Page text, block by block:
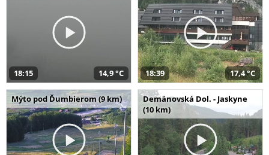
18:15 14,9 °C 18:39 17,4 °C
Mýto pod Ďumbierom (9 km)
Demänovská Dol. - Jaskyne
(10 km)